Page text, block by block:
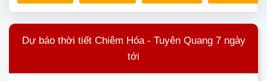
Dự báo thời tiết Chiêm Hóa - Tuyên Quang 7 ngày
tới